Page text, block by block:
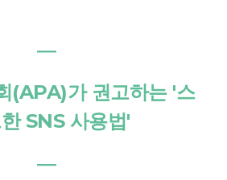
―
(APA)가 권고하는 '스
SNS 사용법'
―